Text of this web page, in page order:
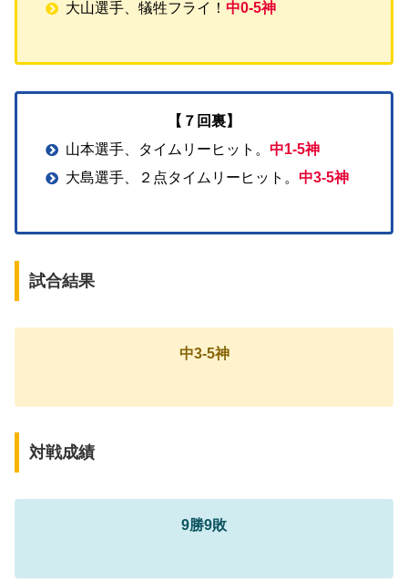
大山選手、犠牲フライ！中0-5神
【７回裏】
山本選手、タイムリーヒット。中1-5神
大島選手、２点タイムリーヒット。中3-5神
試合結果
中3-5神
対戦成績
9勝9敗